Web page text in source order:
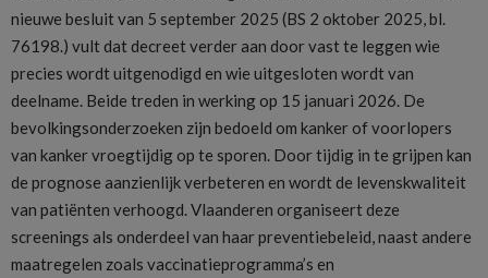
nieuwe besluit van 5 september 2025 (BS 2 oktober 2025, bl.
76198.) vult dat decreet verder aan door vast te leggen wie
precies wordt uitgenodigd en wie uitgesloten wordt van
deelname. Beide treden in werking op 15 januari 2026. De
bevolkingsonderzoeken zijn bedoeld om kanker of voorlopers
van kanker vroegtijdig op te sporen. Door tijdig in te grijpen kan
de prognose aanzienlijk verbeteren en wordt de levenskwaliteit
van patiënten verhoogd. Vlaanderen organiseert deze
screenings als onderdeel van haar preventiebeleid, naast andere
maatregelen zoals vaccinatieprogramma’s en